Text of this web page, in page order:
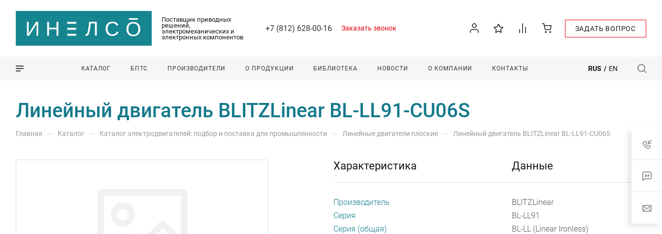
Поставщик приводных
решений,
электромеханических и
электронных компонентов
+7 (812) 628-00-16 Заказать звонок ЗАДАТЬ ВОПРОС
КАТАЛОГ БПТС ПРОИЗВОДИТЕЛИ О ПРОДУКЦИИ БИБЛИОТЕКА НОВОСТИ О КОМПАНИИ КОНТАКТЫ RUS / EN
Линейный двигатель BLITZLinear BL-LL91-CU06S
Главная — Каталог — Каталог электродвигателей: подбор и поставка для промышленности — Линейные двигатели плоские — Линейный двигатель BLITZLinear BL-LL91-CU06S
Характеристика Данные
Производитель
BLITZLinear
Серия
BL-LL91
Серия (общая)
BL-LL (Linear Ironless)